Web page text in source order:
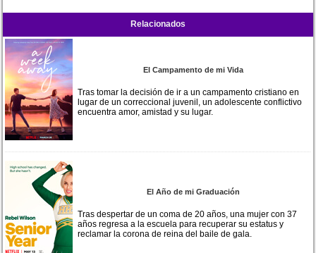
Relacionados
El Campamento de mi Vida
Tras tomar la decisión de ir a un campamento cristiano en
lugar de un correccional juvenil, un adolescente conflictivo
encuentra amor, amistad y su lugar.
El Año de mi Graduación
Tras despertar de un coma de 20 años, una mujer con 37
años regresa a la escuela para recuperar su estatus y
reclamar la corona de reina del baile de gala.